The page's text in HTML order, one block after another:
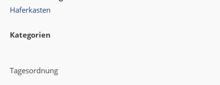
Haferkasten
Kategorien
Tagesordnung